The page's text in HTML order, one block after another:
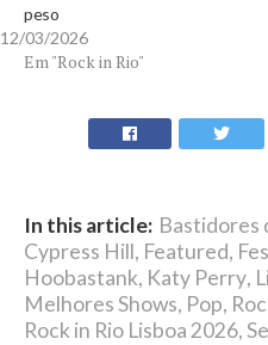
peso
12/03/2026
Em "Rock in Rio"
In this article: Bastidores
Cypress Hill, Featured,
Hoobastank, Katy Perry,
Melhores Shows, Pop,
Rock in Rio Lisboa 2026,